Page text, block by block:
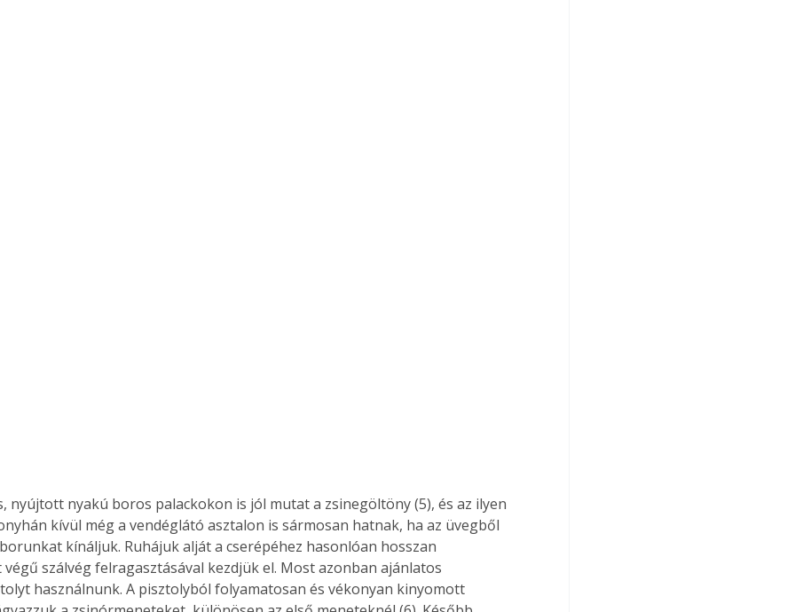
vagy
is
Bárhol,
élve
az
kívül még a vendéglátó asztalon is sármosan hatnak, ha az üvegből
kínáljuk. Ruhájuk alját a cserépéhez hasonlóan hosszan
szálvég felragasztásával kezdjük el. Most azonban ajánlatos
használnunk. A pisztolyból folyamatosan és vékonyan kinyomott